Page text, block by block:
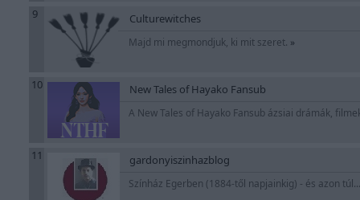
9 Culturewitches
Majd mi megmondjuk, ki mit szeret. »
10 New Tales of Hayako Fansub
A New Tales of Hayako Fansub ázsiai drámák,
11 gardonyiszinhazblog
Színház Egerben (1884-től napjainkig) - és azon